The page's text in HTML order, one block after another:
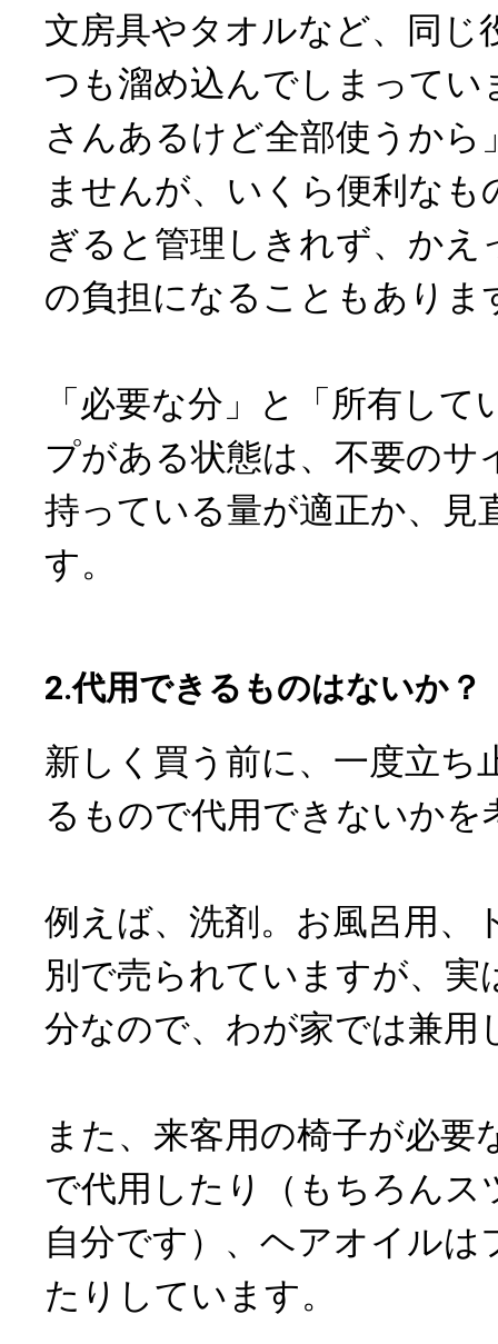
文房具やタオルなど、同じ
つも溜め込んでしまってい
さんあるけど全部使うから
ませんが、いくら便利なも
ぎると管理しきれず、かえ
の負担になることもありま
「必要な分」と「所有し
プがある状態は、不要のサ
持っている量が適正か、見
す。
2.代用できるものはないか？
新しく買う前に、一度立ち
るもので代用できないかを
例えば、洗剤。お風呂用、
別で売られていますが、実
分なので、わが家では兼用
また、来客用の椅子が必要
で代用したり（もちろんス
自分です）、ヘアオイルは
たりしています。